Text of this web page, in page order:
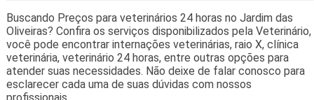
Buscando Preços para veterinários 24 horas no Jardim das
Oliveiras? Confira os serviços disponibilizados pela Veterinário,
você pode encontrar internações veterinárias, raio X, clínica
veterinária, veterinário 24 horas, entre outras opções para
atender suas necessidades. Não deixe de falar conosco para
esclarecer cada uma de suas dúvidas com nossos